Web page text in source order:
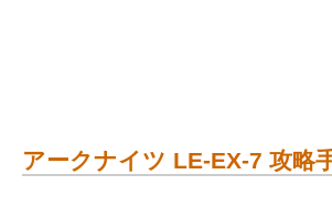
アークナイツ LE-EX-7 攻略